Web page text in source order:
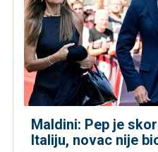
Maldini: Pep je
Italiju, novac nije